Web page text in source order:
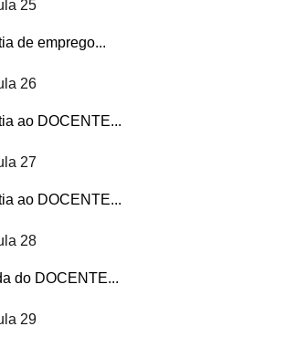
25
de emprego...
26
ao DOCENTE...
27
ao DOCENTE...
28
do DOCENTE...
29